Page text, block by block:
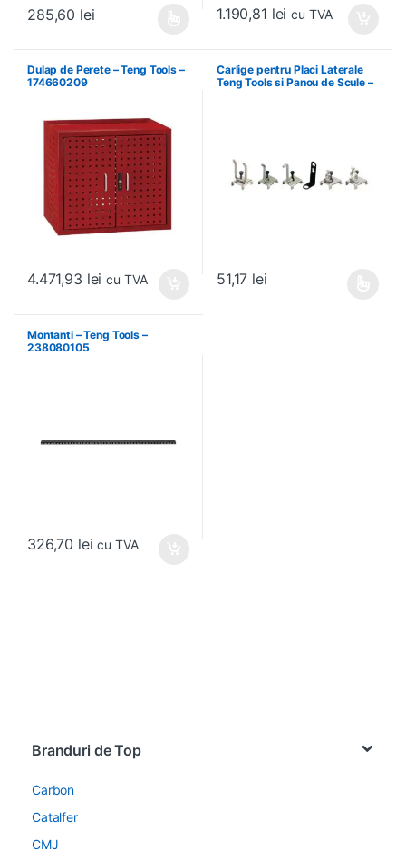
285,60 lei 1.190,81 lei cu TVA
Dulap de Perete – Teng Tools –
174660209
4.471,93 lei cu TVA
Carlige pentru Placi Laterale
Teng Tools si Panou de Scule –
51,17 lei
Montanti – Teng Tools –
238080105
326,70 lei cu TVA
Branduri de Top
Carbon
Catalfer
CMJ